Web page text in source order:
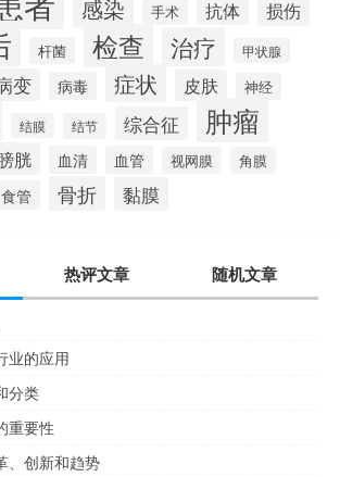
感染 手术 抗体 损伤
杆菌 检查 治疗 甲状腺
变 病毒 症状 皮肤 神经
结膜 结节 综合征 肿瘤
胱 血清 血管 视网膜 角膜
食管 骨折 黏膜
热评文章 随机文章
业的应用
分类
重要性
、创新和趋势